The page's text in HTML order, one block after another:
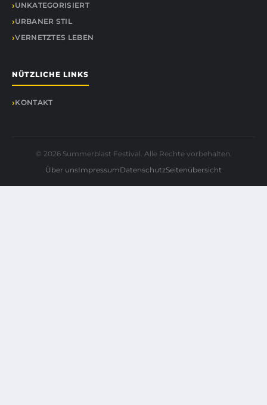
UNKATEGORISIERT
URBANER STIL
VERNETZTES LEBEN
NÜTZLICHE LINKS
KONTAKT
© 2026 Summerblast Festival. Alle Rechte vorbehalten.
Über unsImpressumDatenschutzSeitenübersicht